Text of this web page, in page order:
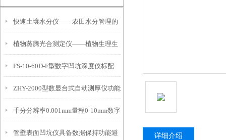
快速土壤水分仪——农田水分管理的
便携式检测工具
植物蒸腾光合测定仪——植物生理生
态的实时监测设备
FS-10-60D-F型数字凹坑深度仪标配
IP54级表头分辨率0.01mm量程
10mm！
ZHY-2000型数显台式自动测厚仪功能
特点
千分分辨率0.001mm量程0-10mm数字
埋头度仪技术参数！
管壁表面凹坑仪具备数据保持功能避 详细介绍